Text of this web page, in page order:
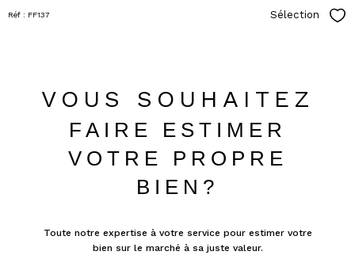
Réf : FF137 Sélection
VOUS SOUHAITEZ
FAIRE ESTIMER
VOTRE PROPRE
BIEN?
Toute notre expertise à votre service pour estimer votre
bien sur le marché à sa juste valeur.